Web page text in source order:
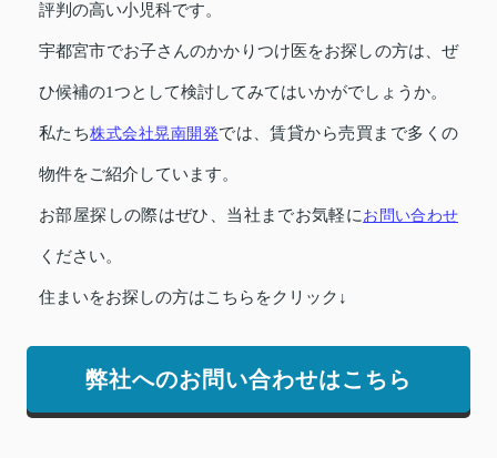
評判の高い小児科です。
宇都宮市でお子さんのかかりつけ医をお探しの方は、ぜ
ひ候補の1つとして検討してみてはいかがでしょうか。
私たち株式会社晃南開発では、賃貸から売買まで多くの
物件をご紹介しています。
お部屋探しの際はぜひ、当社までお気軽にお問い合わせ
ください。
住まいをお探しの方はこちらをクリック↓
弊社へのお問い合わせはこちら